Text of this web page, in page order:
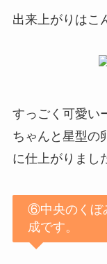
出来上がりはこ
すっごく可愛い
ちゃんと星型の
に仕上がりまし
⑥中央のくぼ
成です。